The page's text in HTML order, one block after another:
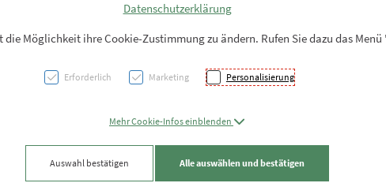
Öko
6.900
2,95 EUR
Datenschutzerklärung
die Möglichkeit ihre Cookie-Zustimmung zu ändern. Rufen Sie dazu das
Erforderlich Marketing Personalisierung
Mehr Cookie-Infos einblenden
Auswahl bestätigen Alle auswählen und bestätigen